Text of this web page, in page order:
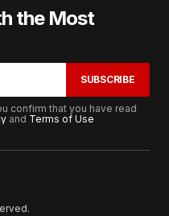
the Most
SUBSCRIBE
confirm that you have read
and Terms of Use